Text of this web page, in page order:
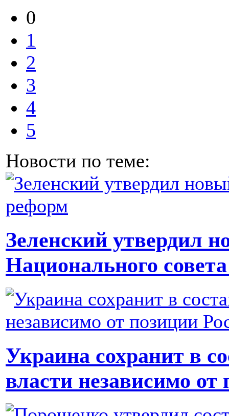
0
1
2
3
4
5
Новости по теме:
Зеленский утвердил
Национального
Украина сохранит в
власти независимо